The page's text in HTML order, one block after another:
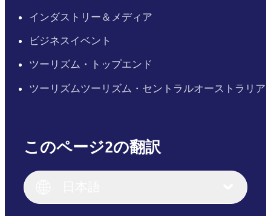
インダストリー＆メディア
ビジネスイベント
ツーリズム・トップエンド
ツーリズムツーリズム・セントラルオーストラリア
このページ2の翻訳
English (US)